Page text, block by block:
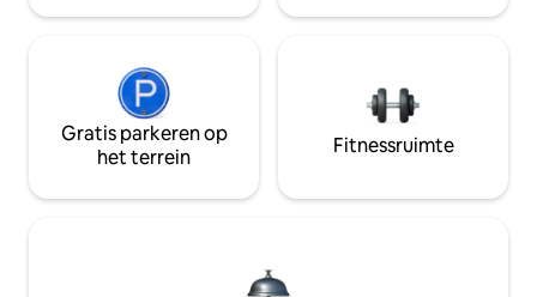
Gratis parkeren op
het terrein
Fitnessruimte